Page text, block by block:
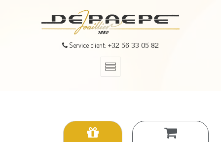
Service client: +32 56 33 05 82